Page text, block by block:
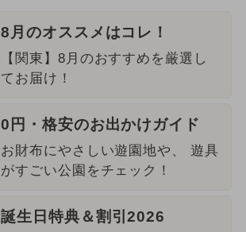
8月のオススメはコレ！
【関東】8月のおすすめを厳選し
てお届け！
0円・格安のお出かけガイド
お財布にやさしい遊園地や、 遊具
がすごい公園をチェック！
誕生日特典＆割引2026